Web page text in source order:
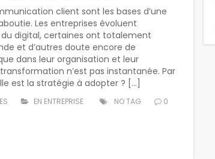
client sont les bases d’une
Les entreprises évoluent
digital, certaines ont totalement
et d’autres doute encore de
dans leur organisation et leur
n’est pas instantanée. Par
est la stratégie à adopter ? […]
EN ENTREPRISE NO TAG 0